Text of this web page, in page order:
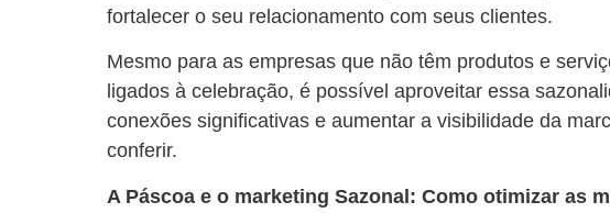
fortalecer o seu relacionamento com seus clientes.
Mesmo para as empresas que não têm produtos e
ligados à celebração, é possível aproveitar essa
conexões significativas e aumentar a visibilidade da
conferir.
A Páscoa e o marketing Sazonal: Como otimizar as